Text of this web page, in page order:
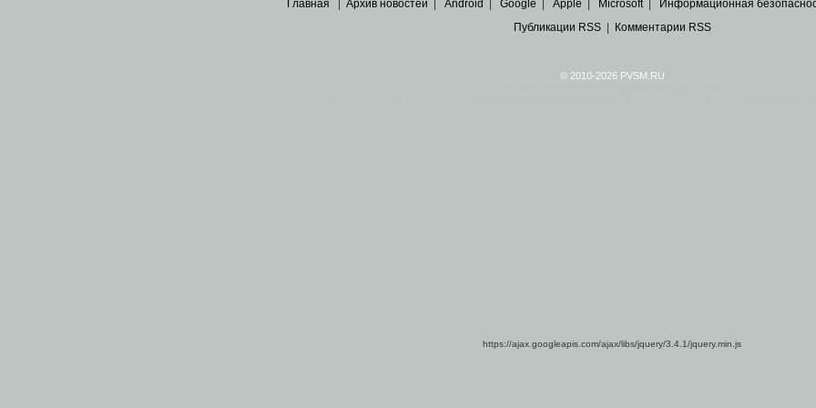
Главная Архив новостей Android Google Apple Microsoft| Информационная
Публикации RSS| Комментарии RSS
© 2010-2026 PVSM.RU
https://ajax.googleapis.com/ajax/libs/jquery/3.4.1/jquery.min.js